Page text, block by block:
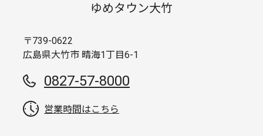
ゆめタウン大竹
〒739-0622
広島県大竹市 晴海1丁目6-1
0827-57-8000
営業時間はこちら